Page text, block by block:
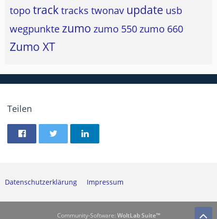
topo tracktracks twonav update usb
wegpunkte zumo zumo 550zumo 660
Zumo XT
Teilen
Datenschutzerklärung Impressum
Community-Software: WoltLab Suite™